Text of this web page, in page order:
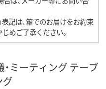
表記は、箱でのお届けをお約束
めご了承ください。
ミーティング テーブ